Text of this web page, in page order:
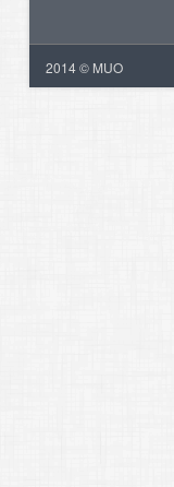
2014 © MUO